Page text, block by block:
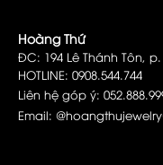
Hoàng Thứ
ĐC: 194 Lê Thánh Tôn,
HOTLINE: 0908.544.744
Liên hệ góp ý:
Email: